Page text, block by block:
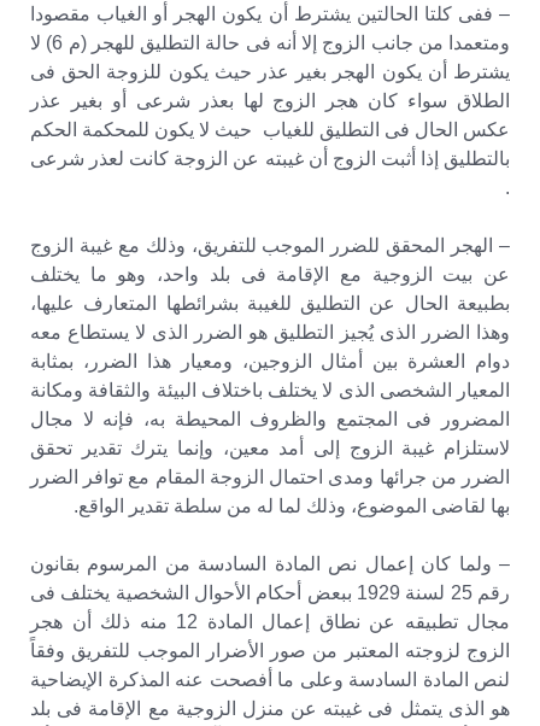
– ففى كلتا الحالتين يشترط أن يكون الهجر أو الغياب مقصودا
ومتعمدا من جانب الزوج إلا أنه فى حالة التطليق للهجر (م 6) لا
يشترط أن يكون الهجر بغير عذر حيث يكون للزوجة الحق فى
الطلاق سواء كان هجر الزوج لها بعذر شرعى أو بغير عذر
عكس الحال فى التطليق للغياب حيث لا يكون للمحكمة الحكم
بالتطليق إذا أثبت الزوج أن غيبته عن الزوجة كانت لعذر شرعى
.
– الهجر المحقق للضرر الموجب للتفريق، وذلك مع غيبة الزوج
عن بيت الزوجية مع الإقامة فى بلد واحد، وهو ما يختلف
بطبيعة الحال عن التطليق للغيبة بشرائطها المتعارف عليها،
وهذا الضرر الذى يُجيز التطليق هو الضرر الذى لا يستطاع معه
دوام العشرة بين أمثال الزوجين، ومعيار هذا الضرر، بمثابة
المعيار الشخصى الذى لا يختلف باختلاف البيئة والثقافة ومكانة
المضرور فى المجتمع والظروف المحيطة به، فإنه لا مجال
لاستلزام غيبة الزوج إلى أمد معين، وإنما يترك تقدير تحقق
الضرر من جرائها ومدى احتمال الزوجة المقام مع توافر الضرر
بها لقاضى الموضوع، وذلك لما له من سلطة تقدير الواقع.
– ولما كان إعمال نص المادة السادسة من المرسوم بقانون
رقم 25 لسنة 1929 ببعض أحكام الأحوال الشخصية يختلف فى
مجال تطبيقه عن نطاق إعمال المادة 12 منه ذلك أن هجر
الزوج لزوجته المعتبر من صور الأضرار الموجب للتفريق وفقاً
لنص المادة السادسة وعلى ما أفصحت عنه المذكرة الإيضاحية
هو الذى يتمثل فى غيبته عن منزل الزوجية مع الإقامة فى بلد